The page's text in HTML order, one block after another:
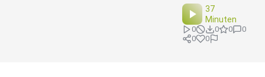
37
Minuten
0 0 0
0
0
0